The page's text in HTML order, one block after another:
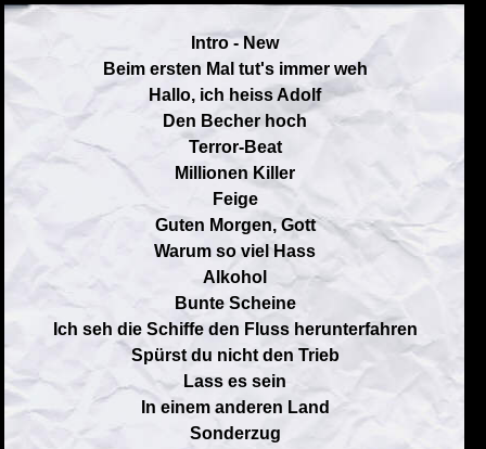
Intro - New
Beim ersten Mal tut's immer weh
Hallo, ich heiss Adolf
Den Becher hoch
Terror-Beat
Millionen Killer
Feige
Guten Morgen, Gott
Warum so viel Hass
Alkohol
Bunte Scheine
Ich seh die Schiffe den Fluss herunterfahren
Spürst du nicht den Trieb
Lass es sein
In einem anderen Land
Sonderzug